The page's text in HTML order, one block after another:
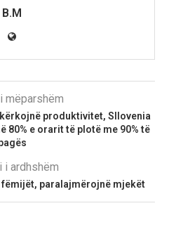
B.M
mëparshëm
produktivitet, Sllovenia
80% e orarit të plotë me 90% të
i ardhshëm
paralajmërojnë mjekët